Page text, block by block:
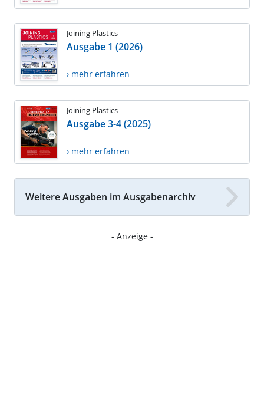
Joining Plastics
Ausgabe 1 (2026)
› mehr erfahren
Joining Plastics
Ausgabe 3-4 (2025)
› mehr erfahren
Weitere Ausgaben im Ausgabenarchiv
- Anzeige -